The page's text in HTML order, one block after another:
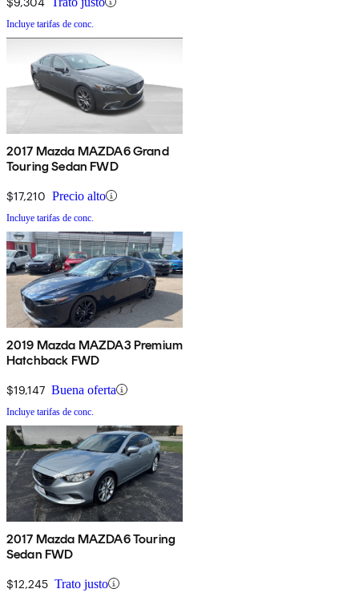
Incluye tarifas de conc.
2017 Mazda MAZDA6 Grand
Touring Sedan FWD
$17,210 Precio alto
Incluye tarifas de conc.
2019 Mazda MAZDA3 Premium
Hatchback FWD
$19,147 Buena oferta
Incluye tarifas de conc.
2017 Mazda MAZDA6 Touring
Sedan FWD
$12,245 Trato justo